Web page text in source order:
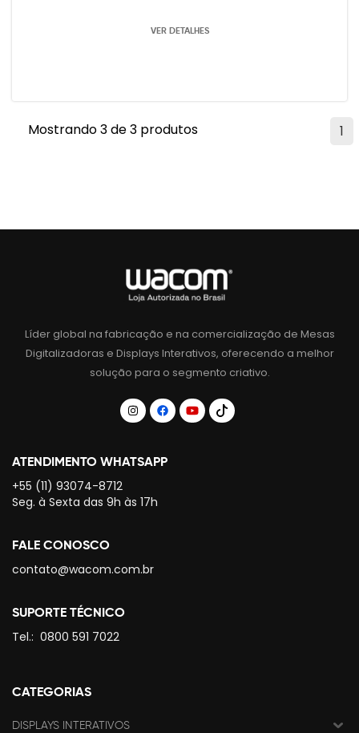
VER DETALHES
1
Mostrando 3 de 3 produtos
Líder global na fabricação e na comercialização de Mesas
Digitalizadoras e Displays Interativos, oferecendo a melhor
solução para o segmento criativo.
ATENDIMENTO WHATSAPP
+55 (11) 93074-8712
Seg. à Sexta das 9h às 17h
FALE CONOSCO
contato@wacom.com.br
SUPORTE TÉCNICO
Tel.: 0800 591 7022
CATEGORIAS
DISPLAYS INTERATIVOS